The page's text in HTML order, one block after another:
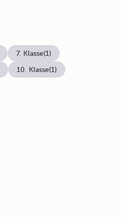
7. Klasse(1)
10. Klasse(1)